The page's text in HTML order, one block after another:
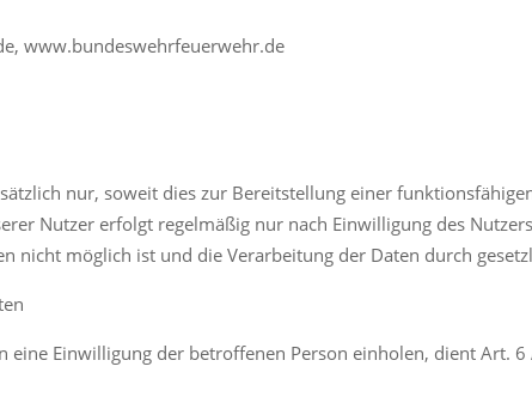
www.bundeswehrfeuerwehr.de
nur, soweit dies zur Bereitstellung einer
Nutzer erfolgt regelmäßig nur nach Einwilligung des
nicht möglich ist und die Verarbeitung der Daten durch
Einwilligung der betroffenen Person einholen, dient Art.